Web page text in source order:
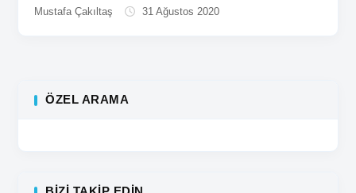
Mustafa Çakıltaş 31 Ağustos 2020
ÖZEL ARAMA